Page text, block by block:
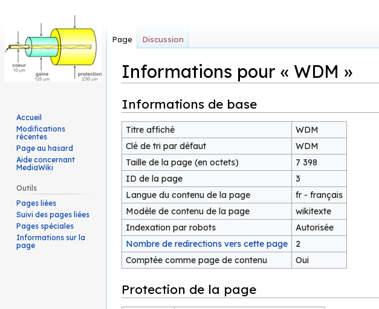
Informations pour « WDM »
Sauter
à
la
navigation
Sauter
à
la
recherche
Informations de base
Titre affiché
WDM
Clé de tri par défaut
WDM
Taille de la page (en octets)
7 398
ID de la page
3
Langue du contenu de la page
fr - français
Modèle de contenu de la page
wikitexte
Indexation par robots
Autorisée
Nombre de redirections vers cette page
2
Comptée comme page de contenu
Oui
Protection de la page
Page Discussion
Accueil
Modifications
récentes
Page au hasard
Aide concernant
MediaWiki
Outils
Pages liées
Suivi des pages liées
Pages spéciales
Informations sur la
page